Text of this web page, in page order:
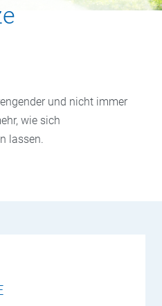
und nicht immer
wie sich
lassen.